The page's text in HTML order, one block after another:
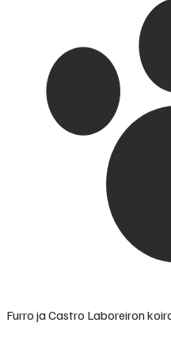
Furro ja Castro Laboreiron